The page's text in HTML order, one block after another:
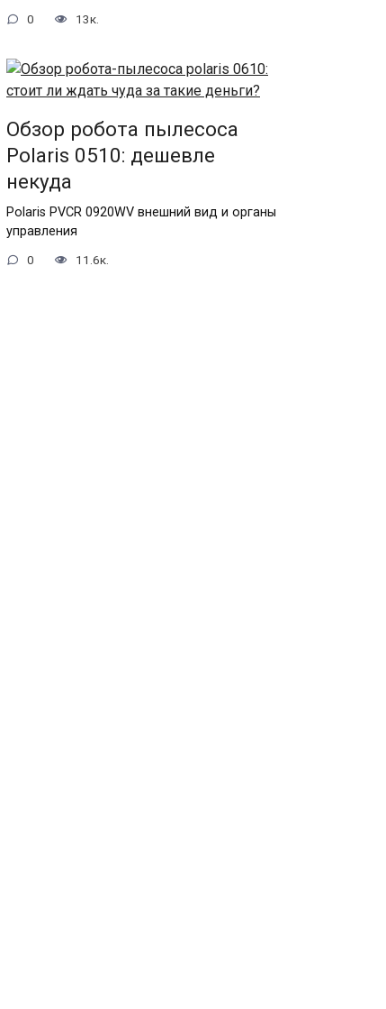
0 13к.
Обзор робота пылесоса
Polaris 0510: дешевле
некуда
Polaris PVCR 0920WV внешний вид и органы
управления
0 11.6к.